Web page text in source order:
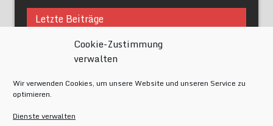
Cookie-Zustimmung
verwalten
Wir verwenden Cookies, um unsere Website und unseren Service zu
optimieren.
Dienste verwalten
Letzte Beiträge
Was macht urbane Lebensqualität wirklich aus?
Grüne Oasen in Berlin
Festival of Lights Berlin 2024
Gesund schlafen im modernen Alltag